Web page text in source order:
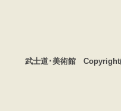
武士道･美術館